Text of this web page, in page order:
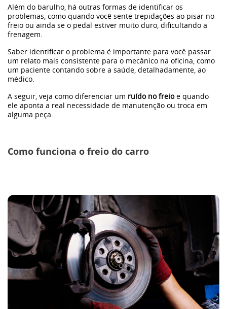
Tendência
Eletrificação
Dimas
Carros elétricos
Bronco
GWM
Caminhões
Além do barulho, há outras formas de identificar os
problemas, como quando você sente trepidações ao pisar no
freio ou ainda se o pedal estiver muito duro, dificultando a
frenagem.
Saber identificar o problema é importante para você passar
um relato mais consistente para o mecânico na oficina, como
um paciente contando sobre a saúde, detalhadamente, ao
médico.
A seguir, veja como diferenciar um ruído no freioe quando
ele aponta a real necessidade de manutenção ou troca em
alguma peça.
Como funciona o freio do carro